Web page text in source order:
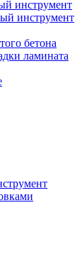
инструмент
инструмент
бетона
ламината